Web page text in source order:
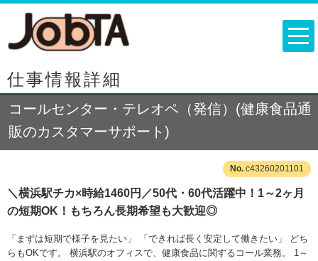
仕事情報詳細
コールセンター・テレオペ（発信）(健康食品通
販のカスタマーサポート)
c43260201101
＼横浜駅チカ×時給1460円／50代・60代活躍中！1～2ヶ月
の短期OK！もちろん長期希望も大歓迎◎
「まずは短期で様子を見たい」 「できれば長く安定して働きたい」 どち
らもOKです。 横浜駅のオフィスで、健康食品に関するコール業務。 1～